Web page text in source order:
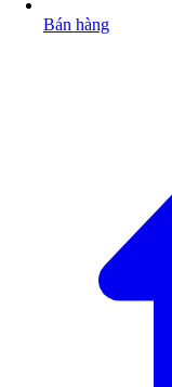
Bán hàng